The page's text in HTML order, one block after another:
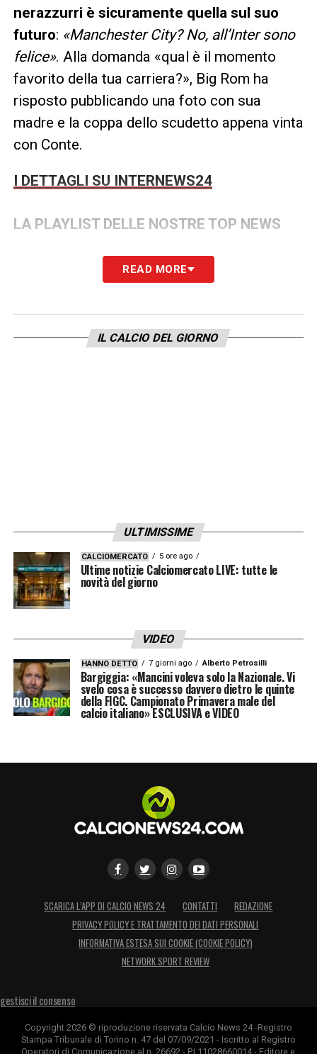
nerazzurri è sicuramente quella sul suo
futuro: «Manchester City? No, all’Inter sono
felice». Alla domanda «qual è il momento
favorito della tua carriera?», Big Rom ha
risposto pubblicando una foto con sua
madre e la coppa dello scudetto appena vinta
con Conte.
I DETTAGLI SU INTERNEWS24
LA PLAYLIST DELLE NOSTRE TOP NEWS
READ MORE
IL CALCIO DEL GIORNO
ULTIMISSIME
CALCIOMERCATO 5 ore ago
Ultime notizie Calciomercato LIVE: tutte le
novità del giorno
VIDEO
HANNO DETTO 7 giorni ago Alberto Petrosilli
Bargiggia: «Mancini voleva solo la Nazionale. Vi
svelo cosa è successo davvero dietro le quinte
della FIGC. Campionato Primavera male del
calcio italiano» ESCLUSIVA e VIDEO
SCARICA L’APP DI CALCIO NEWS 24 CONTATTI
REDAZIONE
PRIVACY POLICY E TRATTAMENTO DEI DATI PERSONALI
INFORMATIVA ESTESA SUI COOKIE (COOKIE POLICY)
NETWORK SPORT REVIEW
gestisci il consenso
Copyright 2026 © riproduzione riservata Calcio News 24 -Registro
Stampa Tribunale di Torino n. 47 del 07/09/2021 - Iscritto al Registro
Operatori di Comunicazione al n. 26692 - P.I.11028660014 - Editore e